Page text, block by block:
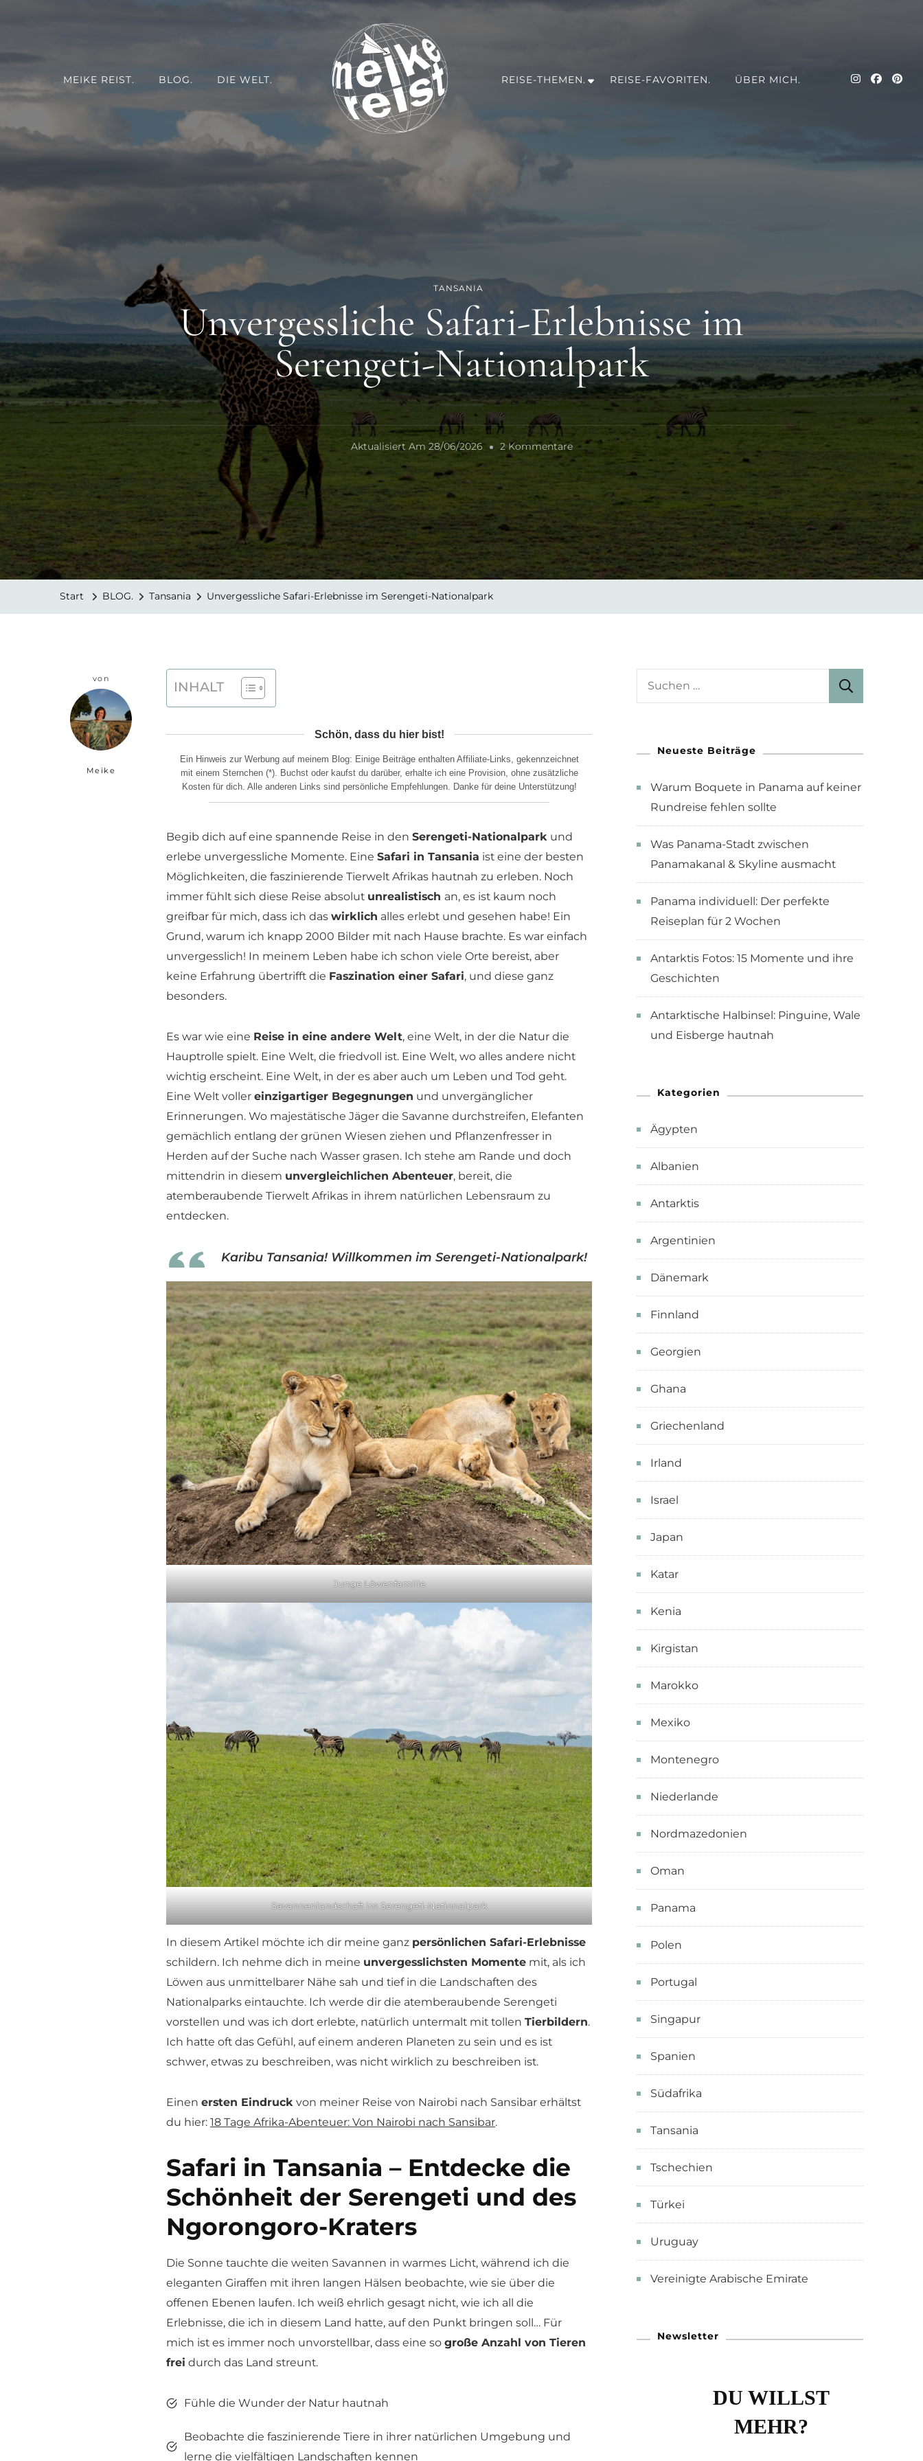
MEIKE REIST. BLOG. DIE WELT.
MEIKE REIST
Reiseblog mit ganz viel Inspirationen für dein nächstes Abenteuer und eine kleine Portion Fernweh – Meike reist nach Ägypten,
Irland, Israel, Marokko, Mexiko, Oman, Portugal, Spanien, Südafrika und Türkei; Alleine Reisen
REISE-THEMEN. REISE-FAVORITEN. ÜBER MICH.
TANSANIA
Unvergessliche Safari-Erlebnisse im
Serengeti-Nationalpark
Aktualisiert Am 28/06/2026 2 KommentareZu
Unvergessliche
Safari-
Erlebnisse
Im
Serengeti-
Nationalpark
Start BLOG. Tansania Unvergessliche Safari-Erlebnisse im Serengeti-Nationalpark
von
Meike
INHALT
Schön, dass du hier bist!
Ein Hinweis zur Werbung auf meinem Blog: Einige Beiträge enthalten Affiliate-Links, gekennzeichnet
mit einem Sternchen (*). Buchst oder kaufst du darüber, erhalte ich eine Provision, ohne zusätzliche
Kosten für dich. Alle anderen Links sind persönliche Empfehlungen. Danke für deine Unterstützung!
Begib dich auf eine spannende Reise in den Serengeti-Nationalpark und
erlebe unvergessliche Momente. Eine Safari in Tansania ist eine der besten
Möglichkeiten, die faszinierende Tierwelt Afrikas hautnah zu erleben. Noch
immer fühlt sich diese Reise absolut unrealistisch an, es ist kaum noch
greifbar für mich, dass ich das wirklich alles erlebt und gesehen habe! Ein
Grund, warum ich knapp 2000 Bilder mit nach Hause brachte. Es war einfach
unvergesslich! In meinem Leben habe ich schon viele Orte bereist, aber
keine Erfahrung übertrifft die Faszination einer Safari, und diese ganz
besonders.
Es war wie eine Reise in eine andere Welt, eine Welt, in der die Natur die
Hauptrolle spielt. Eine Welt, die friedvoll ist. Eine Welt, wo alles andere nicht
wichtig erscheint. Eine Welt, in der es aber auch um Leben und Tod geht.
Eine Welt voller einzigartiger Begegnungen und unvergänglicher
Erinnerungen. Wo majestätische Jäger die Savanne durchstreifen, Elefanten
gemächlich entlang der grünen Wiesen ziehen und Pflanzenfresser in
Herden auf der Suche nach Wasser grasen. Ich stehe am Rande und doch
mittendrin in diesem unvergleichlichen Abenteuer, bereit, die
atemberaubende Tierwelt Afrikas in ihrem natürlichen Lebensraum zu
entdecken.
Karibu Tansania! Willkommen im Serengeti-Nationalpark!
Junge Löwenfamilie
Savannenlandschaft im Serengeti-Nationalpark
In diesem Artikel möchte ich dir meine ganz persönlichen Safari-Erlebnisse
schildern. Ich nehme dich in meine unvergesslichsten Momente mit, als ich
Löwen aus unmittelbarer Nähe sah und tief in die Landschaften des
Nationalparks eintauchte. Ich werde dir die atemberaubende Serengeti
vorstellen und was ich dort erlebte, natürlich untermalt mit tollen Tierbildern.
Ich hatte oft das Gefühl, auf einem anderen Planeten zu sein und es ist
schwer, etwas zu beschreiben, was nicht wirklich zu beschreiben ist.
Einen ersten Eindruck von meiner Reise von Nairobi nach Sansibar erhältst
du hier: 18 Tage Afrika-Abenteuer: Von Nairobi nach Sansibar.
Safari in Tansania – Entdecke die
Schönheit der Serengeti und des
Ngorongoro-Kraters
Die Sonne tauchte die weiten Savannen in warmes Licht, während ich die
eleganten Giraffen mit ihren langen Hälsen beobachte, wie sie über die
offenen Ebenen laufen. Ich weiß ehrlich gesagt nicht, wie ich all die
Erlebnisse, die ich in diesem Land hatte, auf den Punkt bringen soll… Für
mich ist es immer noch unvorstellbar, dass eine so große Anzahl von Tieren
frei durch das Land streunt.
Fühle die Wunder der Natur hautnah
Beobachte die faszinierende Tiere in ihrer natürlichen Umgebung und
lerne die vielfältigen Landschaften kennen
Suchen
Neueste Beiträge
Warum Boquete in Panama auf keiner
Rundreise fehlen sollte
Was Panama-Stadt zwischen
Panamakanal & Skyline ausmacht
Panama individuell: Der perfekte
Reiseplan für 2 Wochen
Antarktis Fotos: 15 Momente und ihre
Geschichten
Antarktische Halbinsel: Pinguine, Wale
und Eisberge hautnah
Kategorien
Ägypten
Albanien
Antarktis
Argentinien
Dänemark
Finnland
Georgien
Ghana
Griechenland
Irland
Israel
Japan
Katar
Kenia
Kirgistan
Marokko
Mexiko
Montenegro
Niederlande
Nordmazedonien
Oman
Panama
Polen
Portugal
Singapur
Spanien
Südafrika
Tansania
Tschechien
Türkei
Uruguay
Vereinigte Arabische Emirate
Newsletter
DU WILLST
MEHR?